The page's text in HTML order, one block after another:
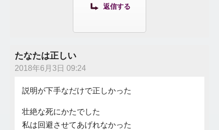
返信する
たなたは正しい
2018年6月3日 09:24
説明が下手なだけで正しかった
壮絶な死にかたでした
私は回避させてあげれなかった